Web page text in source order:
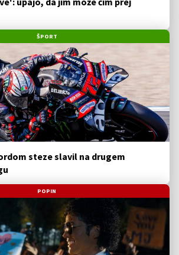
ŠPORT
steze slavil na drugem
POPIN